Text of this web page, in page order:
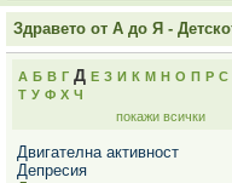
оферти
Hitro.bg
оферти
Hitro.bg
във
всички
Здравето от А до Я -
А Б В Г Д Е З И К М Н О П Р С
Т У Ф Х Ч
покажи всички
Двигателна активност
Депресия